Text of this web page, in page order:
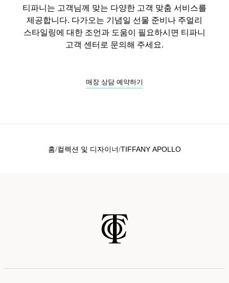
티파니는 고객님께 맞는 다양한 고객 맞춤 서비스를
제공합니다. 다가오는 기념일 선물 준비나 주얼리
스타일링에 대한 조언과 도움이 필요하시면 티파니
고객 센터로 문의해 주세요.
매장 상담 예약하기
홈 컬렉션 및 디자이너 TIFFANY APOLLO